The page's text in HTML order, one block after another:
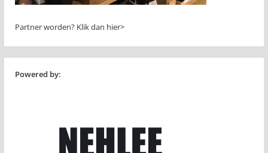
Partner worden? Klik dan hier>
Powered by: